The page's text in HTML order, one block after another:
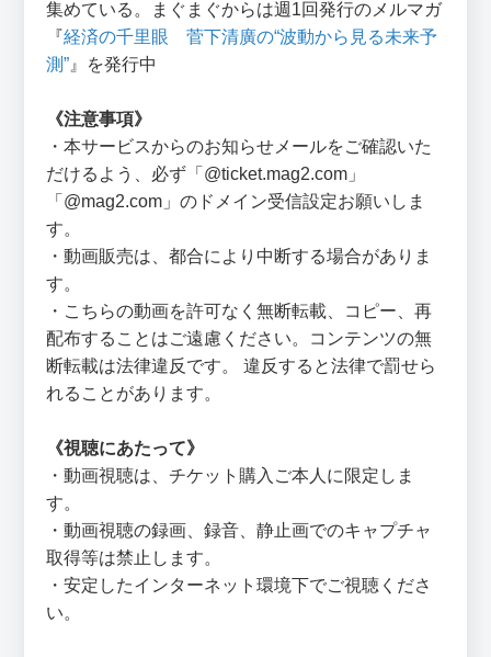
集めている。まぐまぐからは週1回発行のメルマガ
『経済の千里眼 菅下清廣の“波動から見る未来予
測” 』を発行中
《注意事項》
・本サービスからのお知らせメールをご確認いた
だけるよう、必ず「@ticket.mag2.com」
「@mag2.com」のドメイン受信設定お願いしま
す。
・動画販売は、都合により中断する場合がありま
す。
・こちらの動画を許可なく無断転載、コピー、再
配布することはご遠慮ください。コンテンツの無
断転載は法律違反です。 違反すると法律で罰せら
れることがあります。
《視聴にあたって》
・動画視聴は、チケット購入ご本人に限定しま
す。
・動画視聴の録画、録音、静止画でのキャプチャ
取得等は禁止します。
・安定したインターネット環境下でご視聴くださ
い。